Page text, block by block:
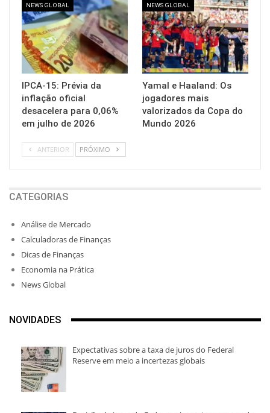
NEWS GLOBAL
IPCA-15: Prévia da
inflação oficial
desacelera para 0,06%
em julho de 2026
NEWS GLOBAL
Yamal e Haaland: Os
jogadores mais
valorizados da Copa do
Mundo 2026
ANTERIOR PRÓXIMO
CATEGORIAS
Análise de Mercado
Calculadoras de Finanças
Dicas de Finanças
Economia na Prática
News Global
NOVIDADES
Expectativas sobre a taxa de juros do Federal
Reserve em meio a incertezas globais